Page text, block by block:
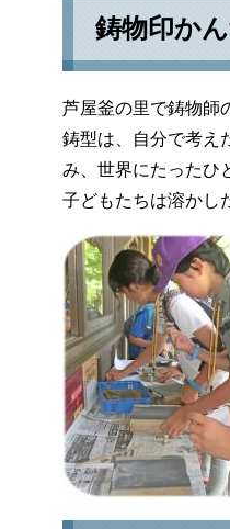
鋳物印か
芦屋釜の里で鋳物師
鋳型は、自分で考え
み、世界にたったひ
子どもたちは溶かし